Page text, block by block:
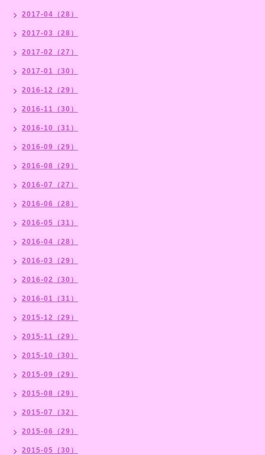
2017-04（28）
2017-03（28）
2017-02（27）
2017-01（30）
2016-12（29）
2016-11（30）
2016-10（31）
2016-09（29）
2016-08（29）
2016-07（27）
2016-06（28）
2016-05（31）
2016-04（28）
2016-03（29）
2016-02（30）
2016-01（31）
2015-12（29）
2015-11（29）
2015-10（30）
2015-09（29）
2015-08（29）
2015-07（32）
2015-06（29）
2015-05（30）